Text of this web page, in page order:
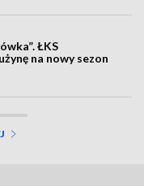
ŁKS
na nowy sezon